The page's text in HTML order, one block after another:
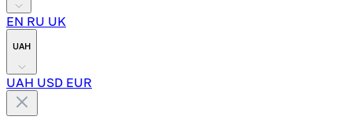
EN RU UK
UAH
UAH USD EUR